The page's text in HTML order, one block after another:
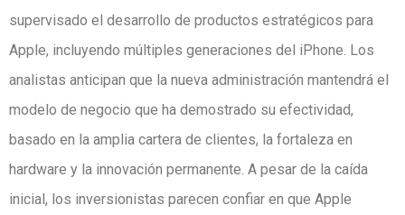
supervisado el desarrollo de productos estratégicos para
Apple, incluyendo múltiples generaciones del iPhone. Los
analistas anticipan que la nueva administración mantendrá el
modelo de negocio que ha demostrado su efectividad,
basado en la amplia cartera de clientes, la fortaleza en
hardware y la innovación permanente. A pesar de la caída
inicial, los inversionistas parecen confiar en que Apple